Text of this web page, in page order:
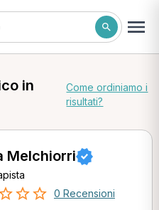
in
Come ordiniamo i
risultati?
Melchiorri
0 Recensioni